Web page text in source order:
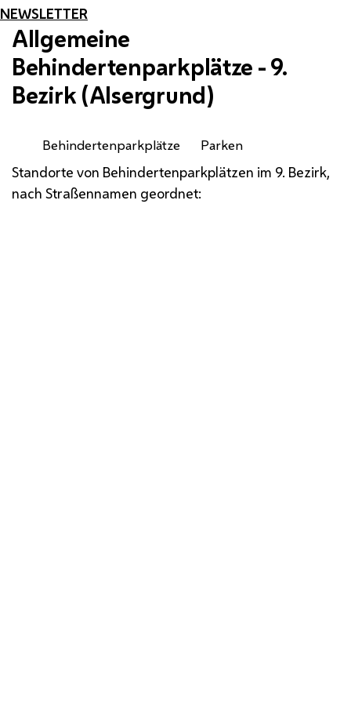
NEWSLETTER
Allgemeine
Behindertenparkplätze - 9.
Bezirk (Alsergrund)
Behindertenparkplätze Parken
Standorte von Behindertenparkplätzen im 9. Bezirk,
nach Straßennamen geordnet: